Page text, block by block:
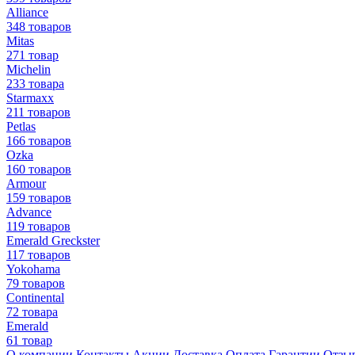
Alliance
348 товаров
Mitas
271 товар
Michelin
233 товара
Starmaxx
211 товаров
Petlas
166 товаров
Ozka
160 товаров
Armour
159 товаров
Advance
119 товаров
Emerald Greckster
117 товаров
Yokohama
79 товаров
Continental
72 товара
Emerald
61 товар